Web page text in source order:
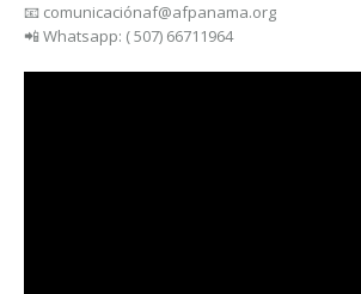
📧 comunicaciónaf@afpanama.org
📲 Whatsapp: ( 507) 66711964